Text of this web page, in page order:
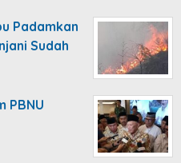
Padamkan
Sudah
PBNU